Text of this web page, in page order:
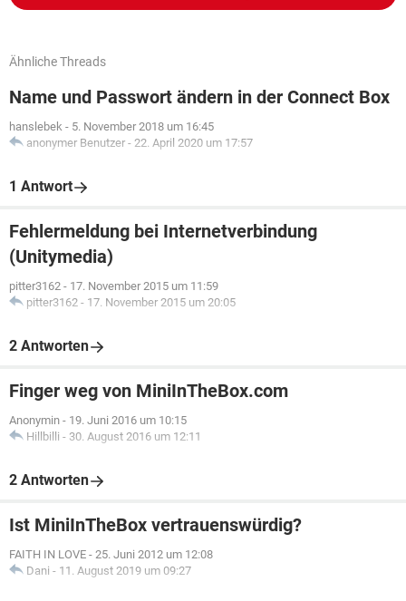
Ähnliche Threads
Name und Passwort ändern in der Connect Box
hanslebek - 5. November 2018 um 16:45
anonymer Benutzer - 22. April 2020 um 17:57
1 Antwort
Fehlermeldung bei Internetverbindung
(Unitymedia)
pitter3162 - 17. November 2015 um 11:59
pitter3162 - 17. November 2015 um 20:05
2 Antworten
Finger weg von MiniInTheBox.com
Anonymin - 19. Juni 2016 um 10:15
Hillbilli - 30. August 2016 um 12:11
2 Antworten
Ist MiniInTheBox vertrauenswürdig?
FAITH IN LOVE - 25. Juni 2012 um 12:08
Dani - 11. August 2019 um 09:27